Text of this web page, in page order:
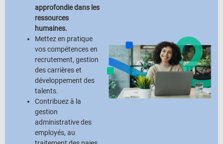
approfondie dans les
ressources
humaines.
Mettez en pratique
vos compétences en
recrutement, gestion
des carrières et
développement des
talents.
Contribuez à la
gestion
administrative des
employés, au